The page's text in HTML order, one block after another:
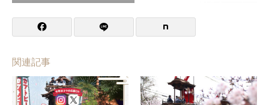
関連記事